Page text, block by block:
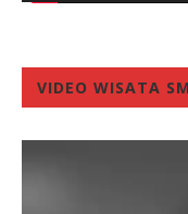
VIDEO WISATA